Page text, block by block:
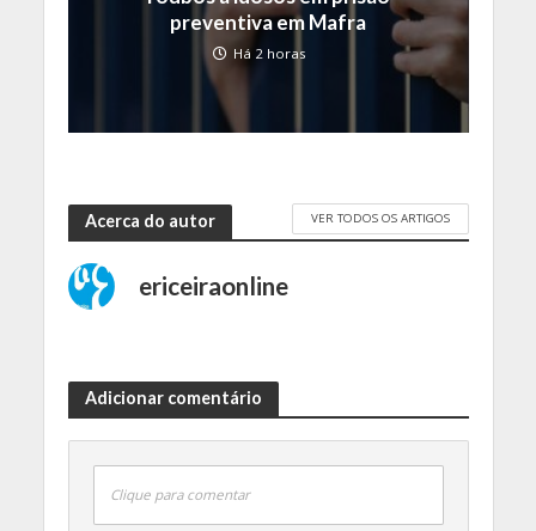
preventiva em Mafra
Há 2 horas
Acerca do autor VER TODOS OS ARTIGOS
ericeiraonline
Adicionar comentário
Clique para comentar